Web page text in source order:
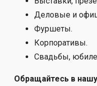
Деловые и
Фуршеты.
Корпоративы.
Свадьбы,
Обращайтесь в